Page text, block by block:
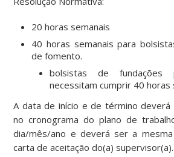
20 horas semanais
40 horas semanais para
de fomento.
bolsistas de fundações
necessitam cumprir 40 horas
A data de início e de término deverá
no cronograma do plano de
dia/mês/ano e deverá ser a
carta de aceitação do(a) supervisor(a).